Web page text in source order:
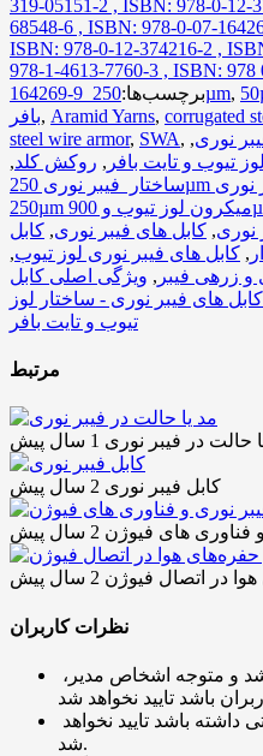
319-05151-2 , ISBN: 978-0-12-
68548-6 , ISBN: 978-0-07-
ISBN: 978-0-12-374216-2 ,
978-1-4613-7760-3 , ISBN:
164269-9
برچسب‌ها:250µm,
بافر, Aramid Yarns, corrugated
steel wire armor, SWA, نوری,
تیوب و تایت بافر , روکش کلد,
نوری
نوری, کابل های فیبر نوری, کابل
, کابل های فیبر نوری لوز تیوب,
و زرهی فیبر , ویژگی اصلی کابل
های فیبر نوری - ساختار لوز
تیوب و تایت بافر
مرتبط
حالت در فیبر نوری 1 سال پیش
کابل فیبر نوری 2 سال پیش
فناوری های فیوژن 2 سال پیش
در اتصال فیوژن 2 سال پیش
نظرات کاربران
شد.